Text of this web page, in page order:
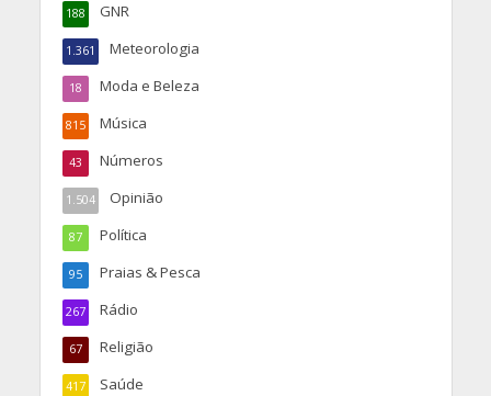
GNR
188
Meteorologia
1.361
Moda e Beleza
18
Música
815
Números
43
Opinião
1.504
Política
87
Praias & Pesca
95
Rádio
267
Religião
67
Saúde
417